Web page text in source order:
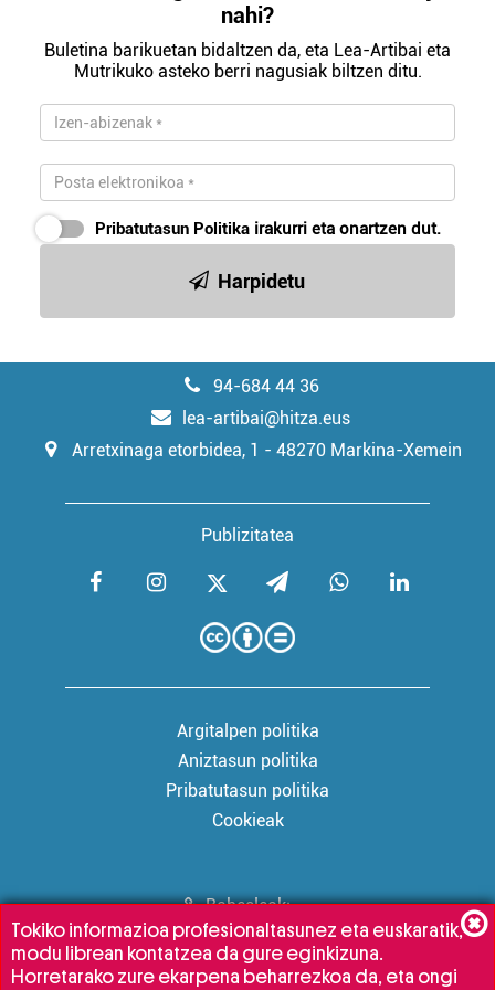
nahi?
Buletina barikuetan bidaltzen da, eta Lea-Artibai eta
Mutrikuko asteko berri nagusiak biltzen ditu.
Pribatutasun Politika irakurri eta onartzen dut.
Harpidetu
94-684 44 36
lea-artibai@hitza.eus
Arretxinaga etorbidea, 1 - 48270 Markina-Xemein
Publizitatea
Argitalpen politika
Aniztasun politika
Pribatutasun politika
Cookieak
Babesleak:
Tokiko informazioa profesionaltasunez eta euskaratik,
modu librean kontatzea da gure eginkizuna.
Horretarako zure ekarpena beharrezkoa da, eta ongi